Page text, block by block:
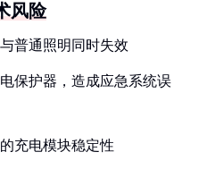
风险
普通照明同时失效
保护器，造成应急系统误
充电模块稳定性